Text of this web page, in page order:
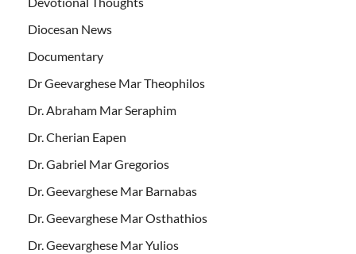
Diocesan News
Documentary
Dr Geevarghese Mar Theophilos
Dr. Abraham Mar Seraphim
Dr. Cherian Eapen
Dr. Gabriel Mar Gregorios
Dr. Geevarghese Mar Barnabas
Dr. Geevarghese Mar Osthathios
Dr. Geevarghese Mar Yulios